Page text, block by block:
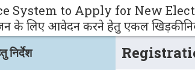
System to Apply for New
के लिए आवेदन करने हेतु एकल खिड़की